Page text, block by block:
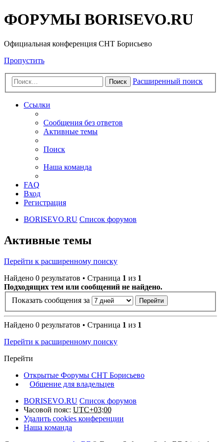
ФОРУМЫ BORISEVO.RU
Официальная конференция СНТ Борисьево
Пропустить
Поиск Расширенный поиск
Ссылки
Сообщения без ответов
Активные темы
Поиск
Наша команда
FAQ
Вход
Регистрация
BORISEVO.RU Список форумов
Активные темы
Перейти к расширенному поиску
Найдено 0 результатов • Страница 1 из 1
Подходящих тем или сообщений не найдено.
Показать сообщения за
Найдено 0 результатов • Страница 1 из 1
Перейти к расширенному поиску
Перейти
Открытые Форумы СНТ Борисьево
Общение для владельцев
BORISEVO.RU Список форумов
Часовой пояс: UTC+03:00
Удалить cookies конференции
Наша команда